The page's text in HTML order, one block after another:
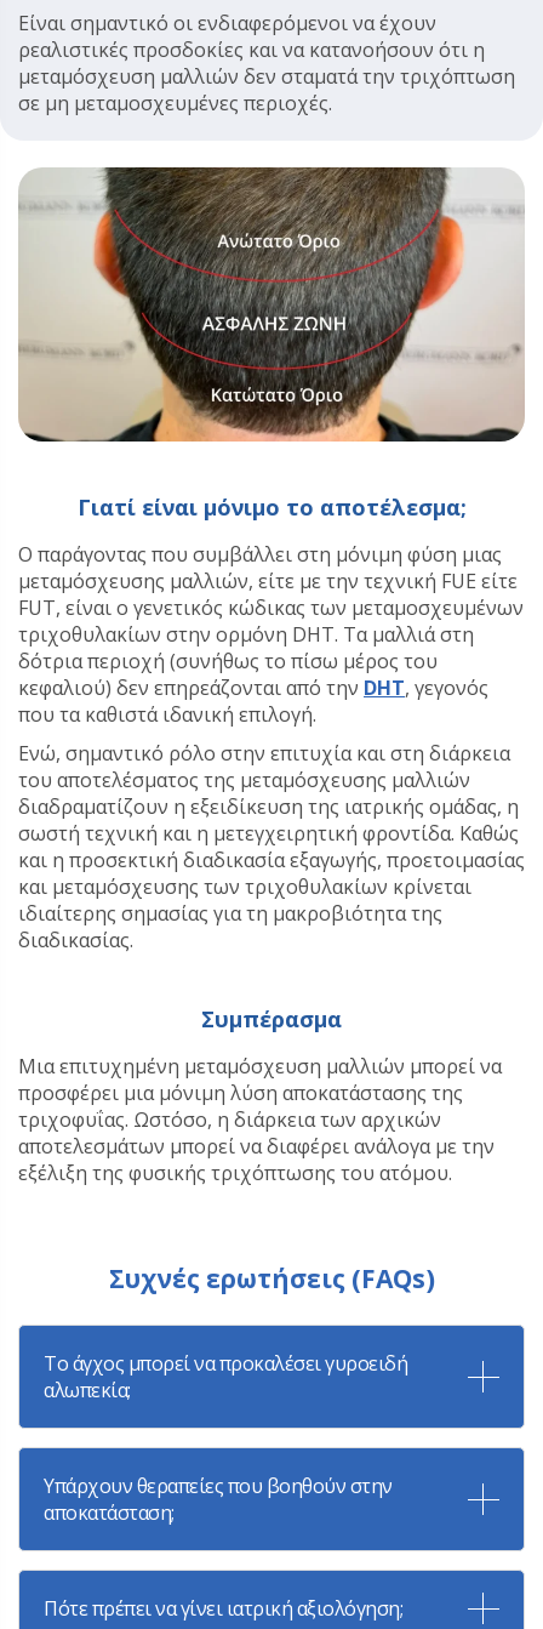
Είναι σημαντικό οι ενδιαφερόμενοι να έχουν
ρεαλιστικές προσδοκίες και να κατανοήσουν ότι η
μεταμόσχευση μαλλιών δεν σταματά την τριχόπτωση
σε μη μεταμοσχευμένες περιοχές.
Γιατί είναι μόνιμο το αποτέλεσμα;
Ο παράγοντας που συμβάλλει στη μόνιμη φύση μιας
μεταμόσχευσης μαλλιών, είτε με την τεχνική FUE είτε
FUT, είναι ο γενετικός κώδικας των μεταμοσχευμένων
τριχοθυλακίων στην ορμόνη DHT. Τα μαλλιά στη
δότρια περιοχή (συνήθως το πίσω μέρος του
κεφαλιού) δεν επηρεάζονται από την DHT, γεγονός
που τα καθιστά ιδανική επιλογή.
Ενώ, σημαντικό ρόλο στην επιτυχία και στη διάρκεια
του αποτελέσματος της μεταμόσχευσης μαλλιών
διαδραματίζουν η εξειδίκευση της ιατρικής ομάδας, η
σωστή τεχνική και η μετεγχειρητική φροντίδα. Καθώς
και η προσεκτική διαδικασία εξαγωγής, προετοιμασίας
και μεταμόσχευσης των τριχοθυλακίων κρίνεται
ιδιαίτερης σημασίας για τη μακροβιότητα της
διαδικασίας.
Συμπέρασμα
Μια επιτυχημένη μεταμόσχευση μαλλιών μπορεί να
προσφέρει μια μόνιμη λύση αποκατάστασης της
τριχοφυΐας. Ωστόσο, η διάρκεια των αρχικών
αποτελεσμάτων μπορεί να διαφέρει ανάλογα με την
εξέλιξη της φυσικής τριχόπτωσης του ατόμου.
Συχνές ερωτήσεις (FAQs)
Το άγχος μπορεί να προκαλέσει γυροειδή
αλωπεκία;
Υπάρχουν θεραπείες που βοηθούν στην
αποκατάσταση;
Πότε πρέπει να γίνει ιατρική αξιολόγηση;